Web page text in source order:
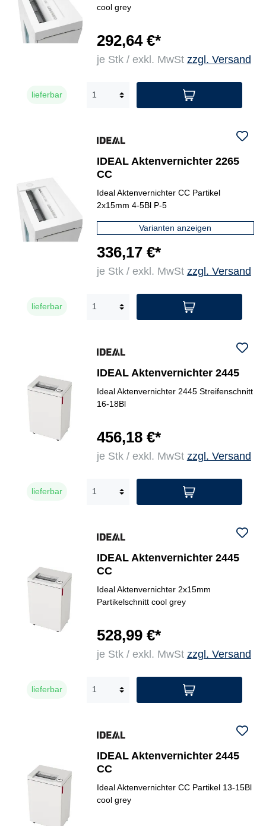
cool grey
292,64 €*
je Stk / exkl. MwSt zzgl. Versand
lieferbar
IDEAL Aktenvernichter 2265
CC
Ideal Aktenvernichter CC Partikel
2x15mm 4-5Bl P-5
Varianten anzeigen
336,17 €*
je Stk / exkl. MwSt zzgl. Versand
lieferbar
IDEAL Aktenvernichter 2445
Ideal Aktenvernichter 2445 Streifenschnitt
16-18Bl
456,18 €*
je Stk / exkl. MwSt zzgl. Versand
lieferbar
IDEAL Aktenvernichter 2445
CC
Ideal Aktenvernichter 2x15mm
Partikelschnitt cool grey
528,99 €*
je Stk / exkl. MwSt zzgl. Versand
lieferbar
IDEAL Aktenvernichter 2445
CC
Ideal Aktenvernichter CC Partikel 13-15Bl
cool grey